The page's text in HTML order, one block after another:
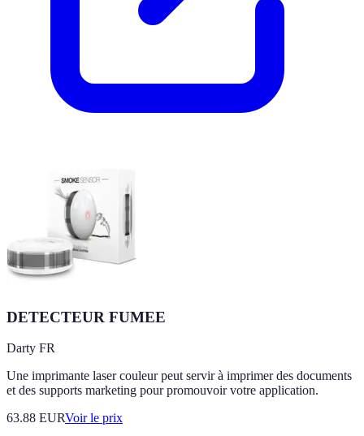
DETECTEUR FUMEE
Darty FR
Une imprimante laser couleur peut servir à imprimer des documents
et des supports marketing pour promouvoir votre application.
63.88 EURVoir le prix